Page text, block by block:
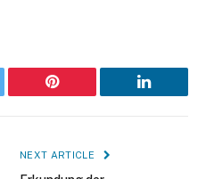
Pinterest LinkedIn
NEXT ARTICLE